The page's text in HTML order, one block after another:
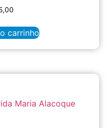
carrinho